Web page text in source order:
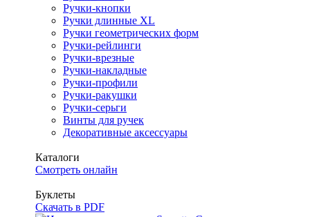
Ручки-кнопки
Ручки длинные XL
Ручки геометрических форм
Ручки-рейлинги
Ручки-врезные
Ручки-накладные
Ручки-профили
Ручки-ракушки
Ручки-серьги
Винты для ручек
Декоративные аксессуары
Каталоги
Смотреть онлайн
Буклеты
Скачать в PDF